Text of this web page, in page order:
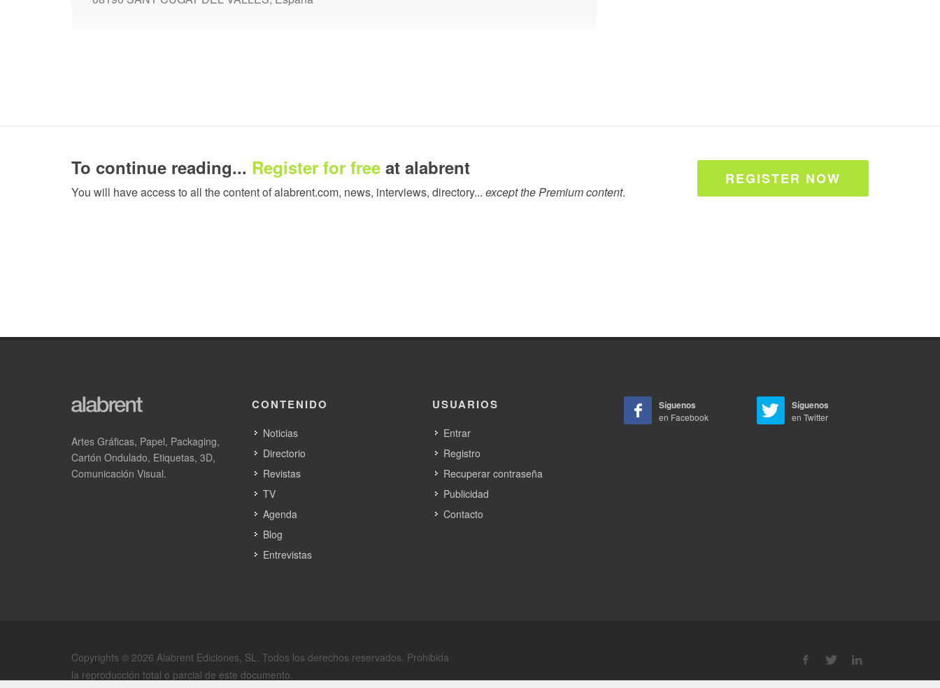
To continue reading... Register for free at alabrent
You will have access to all the content of alabrent.com, news, interviews, directory... except the Premium content.
REGISTER NOW
Artes Gráficas, Papel, Packaging,
Cartón Ondulado, Etiquetas, 3D,
Comunicación Visual.
CONTENIDO
Noticias
Directorio
Revistas
TV
Agenda
Blog
Entrevistas
USUARIOS
Entrar
Registro
Recuperar contraseña
Publicidad
Contacto
Síguenos
en Facebook
Síguenos
en Twitter
Copyrights © 2026 Alabrent Ediciones, SL. Todos los derechos reservados. Prohibida
la reproducción total o parcial de este documento.